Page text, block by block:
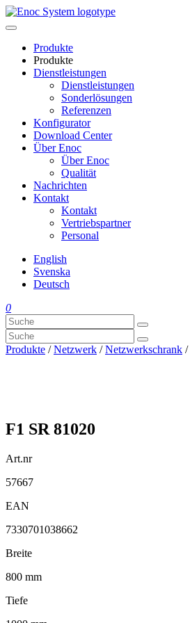
Skip
to
Produkte
Produkte
Dienstleistungen
Dienstleistungen
Sonderlösungen
Referenzen
Konfigurator
Download Center
Über Enoc
Über Enoc
Qualität
Nachrichten
Kontakt
Kontakt
Vertriebspartner
Personal
English
Svenska
Deutsch
0
Produkte /Netzwerk /Netzwerkschrank /
F1 SR 81020
Art.nr
57667
EAN
7330701038662
Breite
800 mm
Tiefe